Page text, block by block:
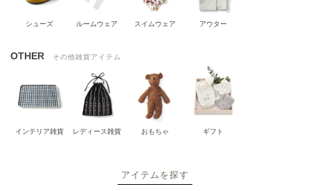
シューズ ルームウェア スイムウェア アウター
OTHER その他雑貨アイテム
インテリア雑貨 レディース雑貨 おもちゃ ギフト
アイテムを探す